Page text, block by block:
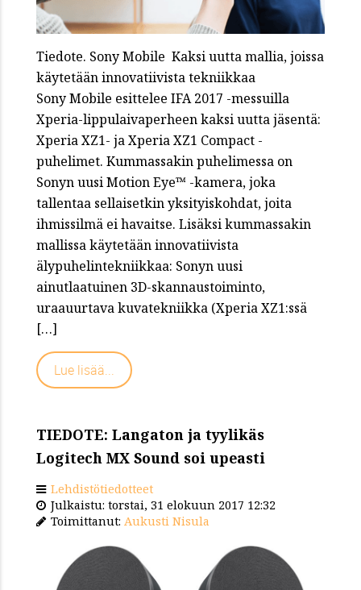
Tiedote. Sony Mobile Kaksi uutta mallia, joissa
käytetään innovatiivista tekniikkaa
Sony Mobile esittelee IFA 2017 -messuilla
Xperia-lippulaivaperheen kaksi uutta jäsentä:
Xperia XZ1- ja Xperia XZ1 Compact -
puhelimet. Kummassakin puhelimessa on
Sonyn uusi Motion Eye™ -kamera, joka
tallentaa sellaisetkin yksityiskohdat, joita
ihmissilmä ei havaitse. Lisäksi kummassakin
mallissa käytetään innovatiivista
älypuhelintekniikkaa: Sonyn uusi
ainutlaatuinen 3D-skannaustoiminto,
uraauurtava kuvatekniikka (Xperia XZ1:ssä
[…]
Lue lisää...
TIEDOTE: Langaton ja tyylikäs
Logitech MX Sound soi upeasti
Lehdistötiedotteet
Julkaistu: torstai, 31 elokuun 2017 12:32
Toimittanut: Aukusti Nisula